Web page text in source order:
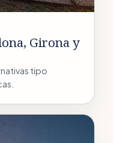
Girona y
tipo